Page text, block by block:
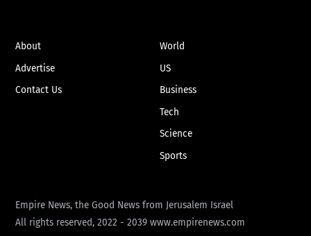
About
Advertise
Contact Us
World
US
Business
Tech
Science
Sports
Empire News, the Good News from Jerusalem Israel
All rights reserved, 2022 - 2039 www.empirenews.com